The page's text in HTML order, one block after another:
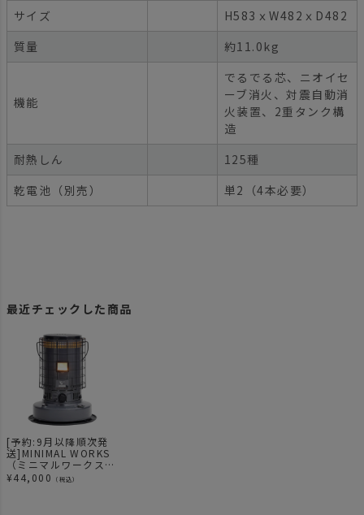
サイズ
H583ｘW482ｘD482
質量
約11.0kg
機能
でるでる芯、ニオイセ
ーブ消火、対震自動消
火装置、2重タンク構
造
耐熱しん
125種
乾電池（別売）
単2（4本必要）
最近チェックした商品
[予約:9月以降順次発
送]MINIMAL WORKS
（ミニマルワークス）
x GEAR MISSION(ギ
アミッション) KS-
¥44,000 （税込）